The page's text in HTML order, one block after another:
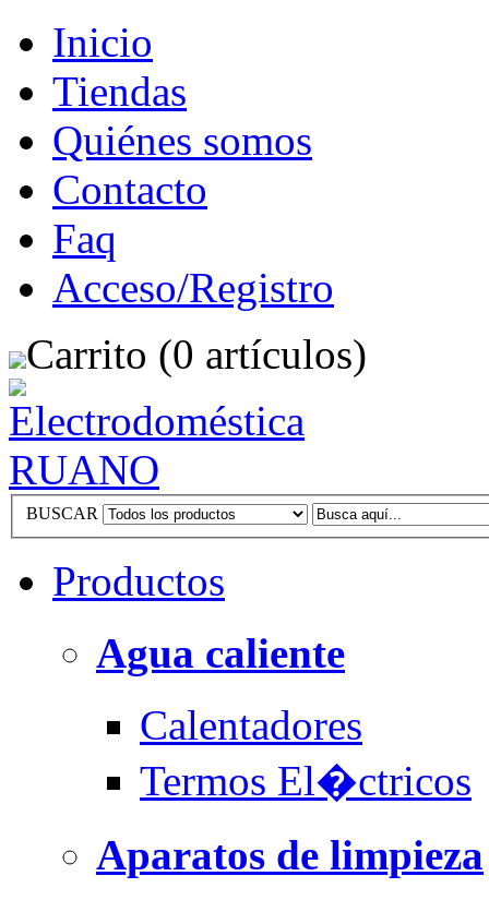
Inicio
Tiendas
Quiénes somos
Contacto
Faq
Acceso/Registro
Carrito (0 artículos)
BUSCAR
Productos
Agua caliente
Calentadores
Termos El�ctricos
Aparatos de limpieza